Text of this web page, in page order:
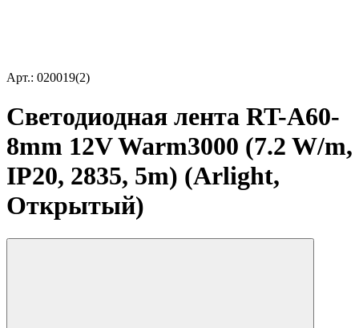
Арт.: 020019(2)
Светодиодная лента RT-A60-
8mm 12V Warm3000 (7.2 W/m,
IP20, 2835, 5m) (Arlight,
Открытый)